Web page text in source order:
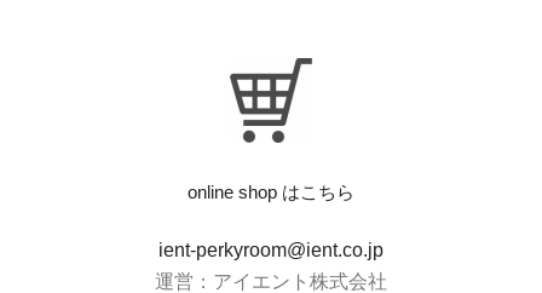
online shop はこちら
ient-perkyroom@ient.co.jp
運営：アイエント株式会社